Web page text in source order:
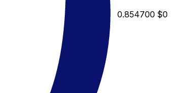
0.854700 $0